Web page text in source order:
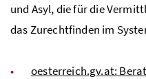
und Asyl, die für die
das Zurechtfinden im
oesterreich.gv.at: